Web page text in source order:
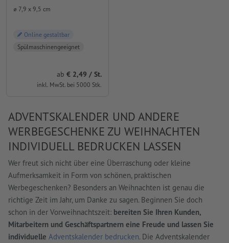
⌀ 7,9 x 9,5 cm
Online gestaltbar
Spülmaschinengeeignet
ab 2,49 / St.
inkl. MwSt. bei 5000 Stk.
ADVENTSKALENDER UND ANDERE
WERBEGESCHENKE ZU WEIHNACHTEN
INDIVIDUELL BEDRUCKEN LASSEN
Wer freut sich nicht über eine Überraschung oder kleine
Aufmerksamkeit in Form von schönen, praktischen
Werbegeschenken? Besonders an Weihnachten ist genau die
richtige Zeit im Jahr, um Danke zu sagen. Beginnen Sie doch
schon in der Vorweihnachtszeit: bereiten Sie Ihren Kunden,
Mitarbeitern und Geschäftspartnern eine Freude und lassen Sie
individuelle Adventskalender bedrucken. Die Adventskalender